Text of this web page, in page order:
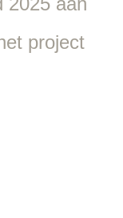
project